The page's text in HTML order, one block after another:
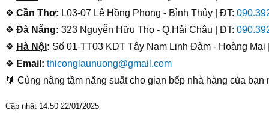
❖ Cần Thơ: L03-07 Lê Hồng Phong - Bình Thủy | ĐT:
❖ Đà Nẵng: 323 Nguyễn Hữu Thọ - Q.Hải Châu | ĐT:
❖ Hà Nội: Số 01-TT03 KDT Tây Nam Linh Đàm - Hoàng
❖ Email: thiconglaunuong@gmail.com
🔰 Cùng nâng tầm năng suất cho gian bếp nhà hàng của bạn
Cập nhật 14:50 22/01/2025